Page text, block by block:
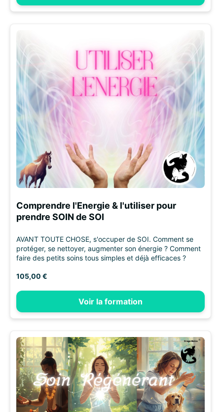
Comprendre l'Energie & l'utiliser pour
prendre SOIN de SOI
AVANT TOUTE CHOSE, s'occuper de SOI. Comment se
protéger, se nettoyer, augmenter son énergie ? Comment
faire des petits soins tous simples et déjà efficaces ?
105,00 €
Voir la formation